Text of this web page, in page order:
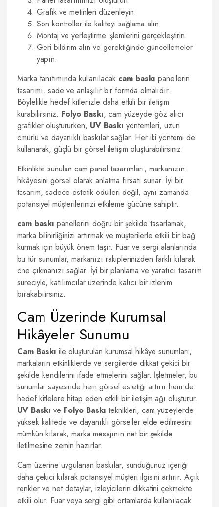
Grafik ve metinleri düzenleyin.
Son kontroller ile kaliteyi sağlama alın.
Montaj ve yerleştirme işlemlerini gerçekleştirin.
Geri bildirim alın ve gerektiğinde güncellemeler
yapın.
Marka tanıtımında kullanılacak cam baskı panellerin
tasarımı, sade ve anlaşılır bir formda olmalıdır.
Böylelikle hedef kitlenizle daha etkili bir iletişim
kurabilirsiniz. Folyo Baskı, cam yüzeyde göz alıcı
grafikler oluştururken, UV Baskı yöntemleri, uzun
ömürlü ve dayanıklı baskılar sağlar. Her iki yöntemi de
kullanarak, güçlü bir görsel iletişim oluşturabilirsiniz.
Etkinlikte sunulan cam panel tasarımları, markanızın
hikâyesini görsel olarak anlatma fırsatı sunar. İyi bir
tasarım, sadece estetik ödülleri değil, aynı zamanda
potansiyel müşterilerinizi etkileme gücüne sahiptir.
cam baskı panellerini doğru bir şekilde tasarlamak,
marka bilinirliğinizi artırmak ve müşterilerle etkili bir bağ
kurmak için büyük önem taşır. Fuar ve sergi alanlarında
bu tür sunumlar, markanızı rakiplerinizden farklı kılarak
öne çıkmanızı sağlar. İyi bir planlama ve yaratıcı tasarım
süreciyle, katılımcılar üzerinde kalıcı bir izlenim
bırakabilirsiniz.
Cam Üzerinde Kurumsal
Hikâyeler Sunumu
Cam Baskı ile oluşturulan kurumsal hikâye sunumları,
markaların etkinliklerde ve sergilerde dikkat çekici bir
şekilde kendilerini ifade etmelerini sağlar. İşletmeler, bu
sunumlar sayesinde hem görsel estetiği artırır hem de
hedef kitlelere hitap eden etkili bir iletişim ağı oluşturur.
UV Baskı ve Folyo Baskı teknikleri, cam yüzeylerde
yüksek kalitede ve dayanıklı görseller elde edilmesini
mümkün kılarak, marka mesajının net bir şekilde
iletilmesine zemin hazırlar.
Cam üzerine uygulanan baskılar, sunduğunuz içeriği
daha çekici kılarak potansiyel müşteri ilgisini artırır. Açık
renkler ve net detaylar, izleyicilerin dikkatini çekmekte
etkili olur. Fuar veya sergi gibi ortamlarda kullanılacak